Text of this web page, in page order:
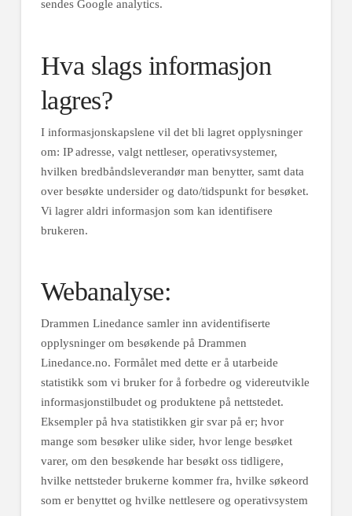
sendes Google analytics.
Hva slags informasjon
lagres?
I informasjonskapslene vil det bli lagret opplysninger
om: IP adresse, valgt nettleser, operativsystemer,
hvilken bredbåndsleverandør man benytter, samt data
over besøkte undersider og dato/tidspunkt for besøket.
Vi lagrer aldri informasjon som kan identifisere
brukeren.
Webanalyse:
Drammen Linedance samler inn avidentifiserte
opplysninger om besøkende på Drammen
Linedance.no. Formålet med dette er å utarbeide
statistikk som vi bruker for å forbedre og videreutvikle
informasjonstilbudet og produktene på nettstedet.
Eksempler på hva statistikken gir svar på er; hvor
mange som besøker ulike sider, hvor lenge besøket
varer, om den besøkende har besøkt oss tidligere,
hvilke nettsteder brukerne kommer fra, hvilke søkeord
som er benyttet og hvilke nettlesere og operativsystem